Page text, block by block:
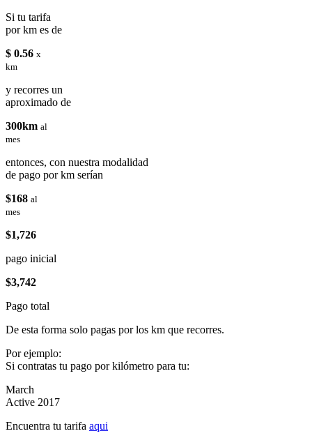
Si tu tarifa
por km es de
$ 0.56 x
km
y recorres un
aproximado de
300km al
mes
entonces, con nuestra modalidad
de pago por km serían
$168 al
mes
$1,726
pago inicial
$3,742
Pago total
De esta forma solo pagas por los km que recorres.
Por ejemplo:
Si contratas tu pago por kilómetro para tu:
March
Active 2017
Encuentra tu tarifa aqui